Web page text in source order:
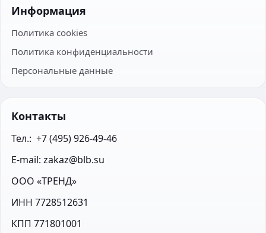
Информация
Политика cookies
Политика конфиденциальности
Персональные данные
Контакты
Тел.:  +7 (495) 926-49-46
E-mail: zakaz@blb.su
ООО «ТРЕНД»
ИНН 7728512631
КПП 771801001